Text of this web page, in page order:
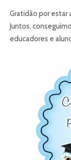
Gratidão por estar
Juntos,
educadores e